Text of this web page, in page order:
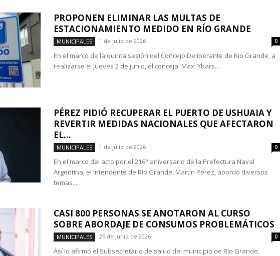
PROPONEN ELIMINAR LAS MULTAS DE
ESTACIONAMIENTO MEDIDO EN RÍO GRANDE
MUNICIPALES 1 de julio de 2026 0
En el marco de la quinta sesión del Concejo Deliberante de Rio Grande, a
realizarse el jueves 2 de junio, el concejal Maxi Ybars...
PÉREZ PIDIÓ RECUPERAR EL PUERTO DE USHUAIA Y
REVERTIR MEDIDAS NACIONALES QUE AFECTARON
EL...
MUNICIPALES 1 de julio de 2026 0
En el marco del acto por el 216° aniversario de la Prefectura Naval
Argentina, el intendente de Río Grande, Martín Pérez, abordó diversos
temas...
CASI 800 PERSONAS SE ANOTARON AL CURSO
SOBRE ABORDAJE DE CONSUMOS PROBLEMÁTICOS
MUNICIPALES 25 de junio de 2026 0
Así lo afirmó el Subsecretario de salud del municipio de Río Grande,